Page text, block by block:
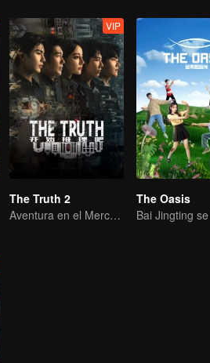
VIP
The Truth 2
Aventura en el Mercado con Bai Yu, Diliraba y Liu Yuning
The Oasis